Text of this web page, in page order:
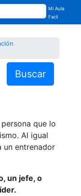
Mi Aula
Facil
Buscar
persona que lo
Al igual
un entrenador
un jefe, o